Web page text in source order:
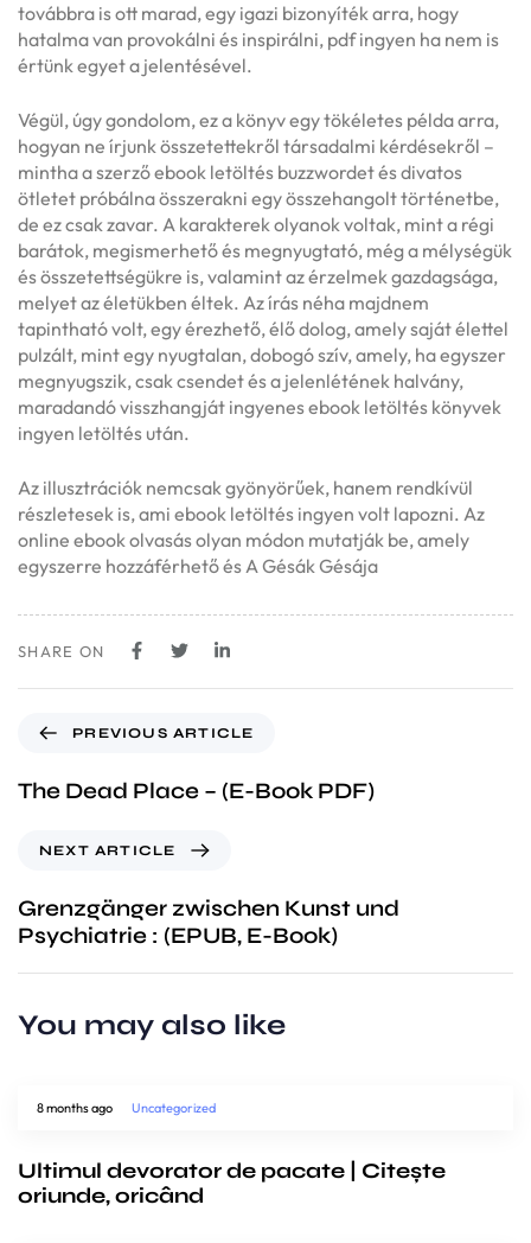
továbbra is ott marad, egy igazi bizonyíték arra, hogy
hatalma van provokálni és inspirálni, pdf ingyen ha nem is
értünk egyet a jelentésével.
Végül, úgy gondolom, ez a könyv egy tökéletes példa arra,
hogyan ne írjunk összetettekről társadalmi kérdésekről –
mintha a szerző ebook letöltés buzzwordet és divatos
ötletet próbálna összerakni egy összehangolt történetbe,
de ez csak zavar. A karakterek olyanok voltak, mint a régi
barátok, megismerhető és megnyugtató, még a mélységük
és összetettségükre is, valamint az érzelmek gazdagsága,
melyet az életükben éltek. Az írás néha majdnem
tapintható volt, egy érezhető, élő dolog, amely saját élettel
pulzált, mint egy nyugtalan, dobogó szív, amely, ha egyszer
megnyugszik, csak csendet és a jelenlétének halvány,
maradandó visszhangját ingyenes ebook letöltés könyvek
ingyen letöltés után.
Az illusztrációk nemcsak gyönyörűek, hanem rendkívül
részletesek is, ami ebook letöltés ingyen volt lapozni. Az
online ebook olvasás olyan módon mutatják be, amely
egyszerre hozzáférhető és A Gésák Gésája
SHARE ON
PREVIOUS ARTICLE
The Dead Place – (E-Book PDF)
NEXT ARTICLE
Grenzgänger zwischen Kunst und
Psychiatrie : (EPUB, E-Book)
You may also like
8 months ago Uncategorized
Ultimul devorator de pacate | Citește
oriunde, oricând